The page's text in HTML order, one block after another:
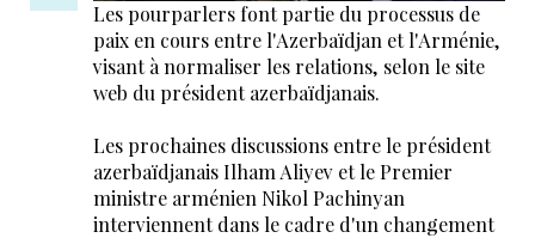
Les pourparlers font partie du processus de
paix en cours entre l'Azerbaïdjan et l'Arménie,
visant à normaliser les relations, selon le site
web du président azerbaïdjanais.
Les prochaines discussions entre le président
azerbaïdjanais Ilham Aliyev et le Premier
ministre arménien Nikol Pachinyan
interviennent dans le cadre d'un changement